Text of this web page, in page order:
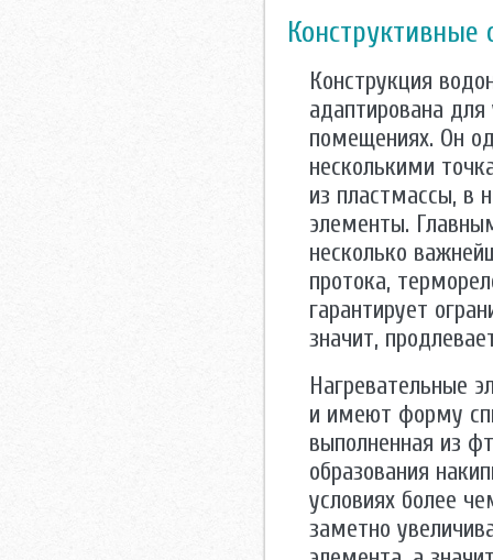
Конструктивные
Конструкция
адаптирована для
помещениях. Он
несколькими
из пластмассы, в
элементы.
несколько
протока,
гарантирует
значит,
Нагревательные
и имеют форму
выполненная из
образования
условиях более
заметно